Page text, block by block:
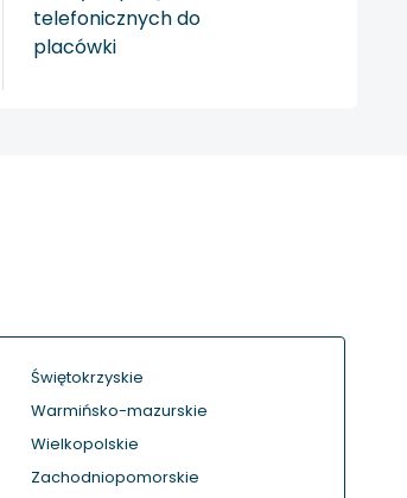
telefonicznych do
placówki
Świętokrzyskie
Warmińsko-mazurskie
Wielkopolskie
Zachodniopomorskie